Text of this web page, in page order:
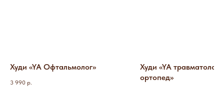
Худи «YA Офтальмолог»
3 990 р.
Худи «YA травматолог-
ортопед»